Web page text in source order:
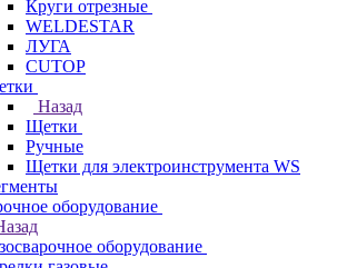
Круги отрезные
WELDESTAR
ЛУГА
CUTOP
Назад
Щетки
Ручные
Щетки для электроинструмента WS
оборудование
оборудование